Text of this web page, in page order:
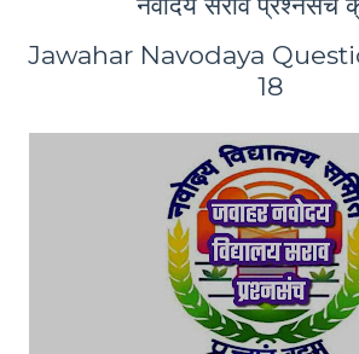
Jawahar Navodaya
18